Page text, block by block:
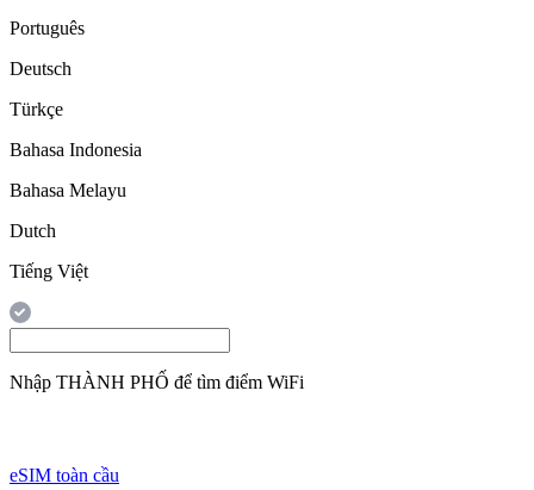
Português
Deutsch
Türkçe
Bahasa Indonesia
Bahasa Melayu
Dutch
Tiếng Việt
Nhập THÀNH PHỐ để tìm điểm WiFi
eSIM toàn cầu